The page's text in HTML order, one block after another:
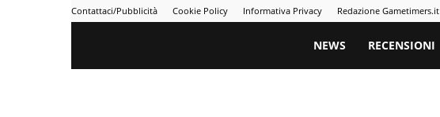
Contattaci/Pubblicità Cookie Policy Informativa Privacy Redazione Gametimers.it
Gametimers
NEWS RECENSIONI